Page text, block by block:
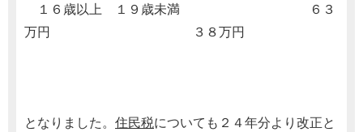
１６歳以上 １９歳未満 ６３
万円 ３８万円
となりました。 住民税についても２４年分より改正と